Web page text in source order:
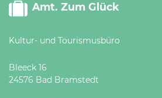
Amt. Zum Glück
Kultur- und Tourismusbüro
Bleeck 16
24576 Bad Bramstedt